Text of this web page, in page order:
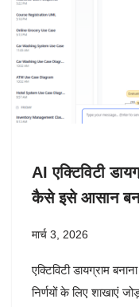
AI एक्टिविटी
कैसे इसे आसान
मार्च 3, 2026
एक्टिविटी डायग्राम
निर्णयों के लिए शाखाएं